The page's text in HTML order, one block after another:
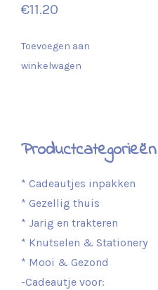
€11.20
Toevoegen aan
winkelwagen
Productcategorieën
* Cadeautjes inpakken
* Gezellig thuis
* Jarig en trakteren
* Knutselen & Stationery
* Mooi & Gezond
-Cadeautje voor: